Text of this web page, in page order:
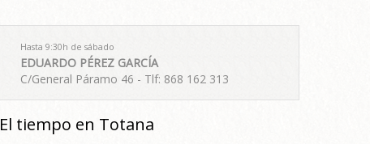
Hasta 9:30h de sábado
EDUARDO PÉREZ GARCÍA
C/General Páramo 46 - Tlf: 868 162 313
El tiempo en Totana